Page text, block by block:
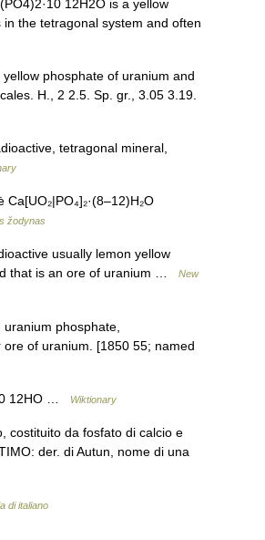
12H2O is a yellow
the tetragonal system and often
phosphate of uranium and
H., 2 2.5. Sp. gr., 3.05 3.19.
tetragonal mineral,
žodynas
usually lemon yellow
that is an ore of uranium …
New
phosphate,
of uranium. [1850 55; named
12HO … Wiktionary
costituito da fosfato di calcio e
der. di Autun, nome di una
di italiano